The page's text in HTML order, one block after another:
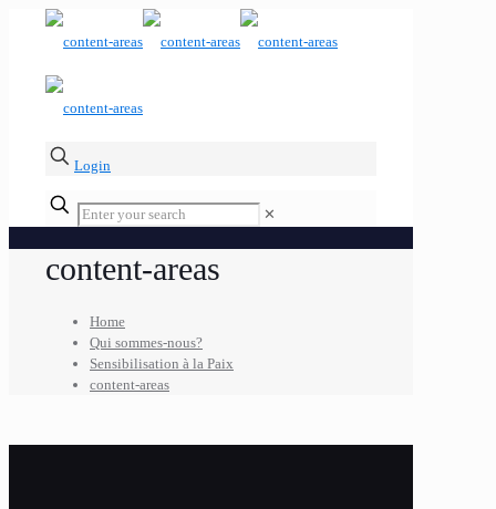
Login
✕
content-areas
Home
Qui sommes-nous?
Sensibilisation à la Paix
content-areas